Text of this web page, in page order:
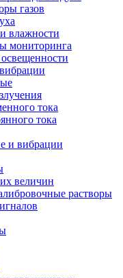
газов
влажности
мониторинга
тока
тока
и вибрации
величин
растворы